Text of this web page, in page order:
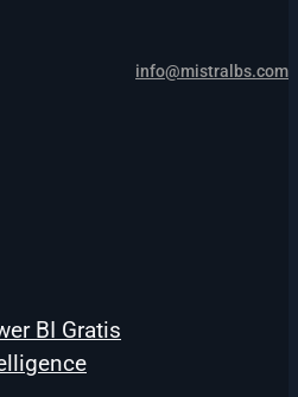
info@mistralbs.com
BI Gratis